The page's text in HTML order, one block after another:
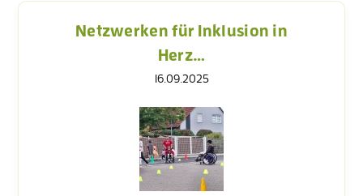
Netzwerken für Inklusion in
Herz…
16.09.2025